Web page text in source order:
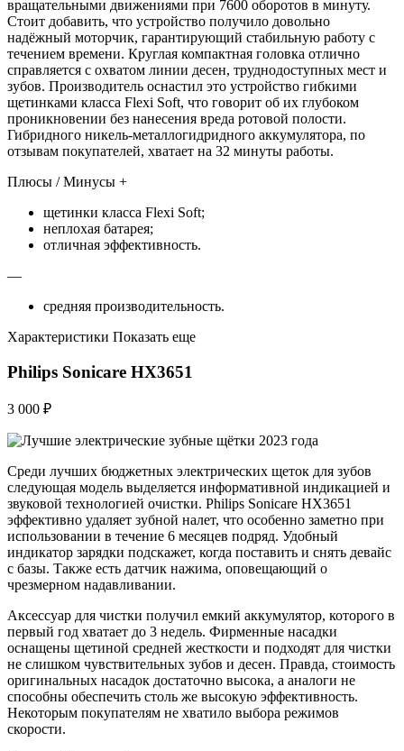
вращательными движениями при 7600 оборотов в минуту.
Стоит добавить, что устройство получило довольно
надёжный моторчик, гарантирующий стабильную работу с
течением времени. Круглая компактная головка отлично
справляется с охватом линии десен, труднодоступных мест и
зубов. Производитель оснастил это устройство гибкими
щетинками класса Flexi Soft, что говорит об их глубоком
проникновении без нанесения вреда ротовой полости.
Гибридного никель-металлогидридного аккумулятора, по
отзывам покупателей, хватает на 32 минуты работы.
Плюсы / Минусы +
щетинки класса Flexi Soft;
неплохая батарея;
отличная эффективность.
—
средняя производительность.
Характеристики Показать еще
Philips Sonicare HX3651
3 000 ₽
Среди лучших бюджетных электрических щеток для зубов
следующая модель выделяется информативной индикацией и
звуковой технологией очистки. Philips Sonicare HX3651
эффективно удаляет зубной налет, что особенно заметно при
использовании в течение 6 месяцев подряд. Удобный
индикатор зарядки подскажет, когда поставить и снять девайс
с базы. Также есть датчик нажима, оповещающий о
чрезмерном надавливании.
Аксессуар для чистки получил емкий аккумулятор, которого в
первый год хватает до 3 недель. Фирменные насадки
оснащены щетиной средней жесткости и подходят для чистки
не слишком чувствительных зубов и десен. Правда, стоимость
оригинальных насадок достаточно высока, а аналоги не
способны обеспечить столь же высокую эффективность.
Некоторым покупателям не хватило выбора режимов
скорости.